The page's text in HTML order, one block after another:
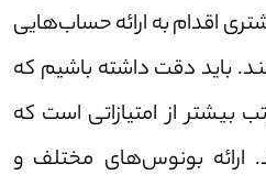
اقدام به ارائه حساب‌هایی
باید دقت داشته باشیم که
بیشتر از امتیازاتی است که
ارائه بونوس‌های مختلف و